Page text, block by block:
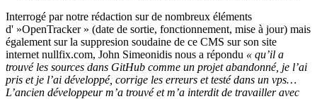
Interrogé par notre rédaction sur de nombreux éléments
d' »OpenTracker » (date de sortie, fonctionnement, mise à jour) mais
également sur la suppresion soudaine de ce CMS sur son site
internet nullfix.com, John Simeonidis nous a répondu « qu’il a
trouvé les sources dans GitHub comme un projet abandonné, je l’ai
pris et je l’ai développé, corrige les erreurs et testé dans un vps…
L’ancien développeur m’a trouvé et m’a interdit de travailler avec